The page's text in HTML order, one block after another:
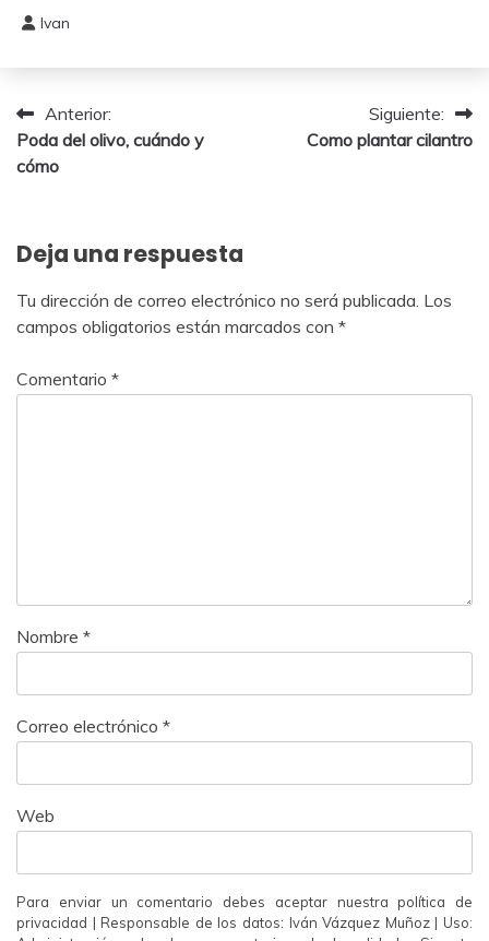
marzo,
Ivan
Navegación
de
Anterior:
Poda del olivo, cuándo y
cómo
Siguiente:
Como plantar cilantro
Deja una respuesta
Tu dirección de correo electrónico no será publicada. Los
campos obligatorios están marcados con *
Comentario *
Nombre *
Correo electrónico *
Web
Para enviar un comentario debes aceptar nuestra política de
privacidad | Responsable de los datos: Iván Vázquez Muñoz | Uso: